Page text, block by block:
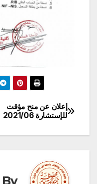
تصفّح
المقالات
إعلان عن منح مؤقت
للإستشارة 2021/06
By